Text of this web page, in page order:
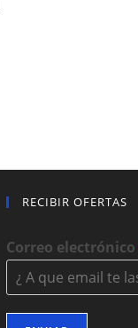
RECIBIR OFERTAS
Correo electrónico